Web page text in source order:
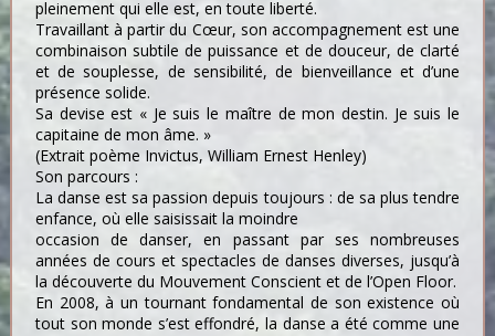
pleinement qui elle est, en toute liberté.
Travaillant à partir du Cœur, son accompagnement est une
combinaison subtile de puissance et de douceur, de clarté
et de souplesse, de sensibilité, de bienveillance et d’une
présence solide.
Sa devise est « Je suis le maître de mon destin. Je suis le
capitaine de mon âme. »
(Extrait poème Invictus, William Ernest Henley)
Son parcours :
La danse est sa passion depuis toujours : de sa plus tendre
enfance, où elle saisissait la moindre
occasion de danser, en passant par ses nombreuses
années de cours et spectacles de danses diverses, jusqu’à
la découverte du Mouvement Conscient et de l’Open Floor.
En 2008, à un tournant fondamental de son existence où
tout son monde s’est effondré, la danse a été comme une